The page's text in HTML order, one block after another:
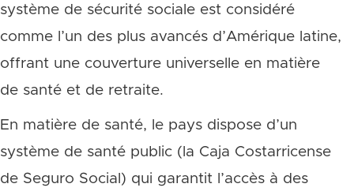
système de sécurité sociale est considéré
comme l’un des plus avancés d’Amérique latine,
offrant une couverture universelle en matière
de santé et de retraite.
En matière de santé, le pays dispose d’un
système de santé public (la Caja Costarricense
de Seguro Social) qui garantit l’accès à des